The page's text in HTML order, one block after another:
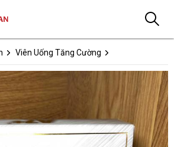
Viên Uống Tăng Cường